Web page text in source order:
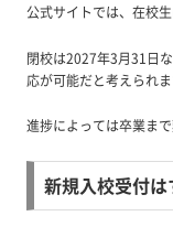
公式サイトでは、在校
閉校は2027年3月31日
応が可能だと考えられま
進捗によっては卒業ま
新規入校受付